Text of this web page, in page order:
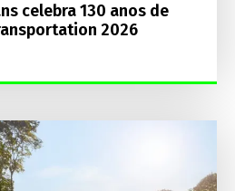
celebra 130 anos de
2026